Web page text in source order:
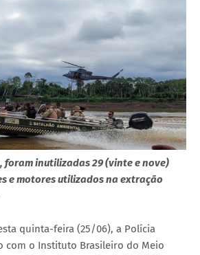
foram inutilizadas 29 (vinte e nove)
e motores utilizados na extração
quinta-feira (25/06), a Polícia
com o Instituto Brasileiro do Meio